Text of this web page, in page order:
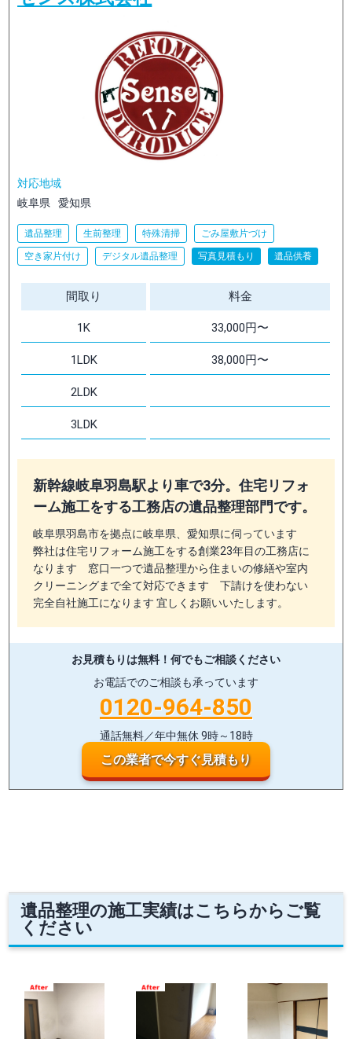
対応地域
岐阜県
愛知県
遺品整理 生前整理 特殊清掃 ごみ屋敷片づけ
空き家片付け デジタル遺品整理 写真見積もり 遺品供養
間取り 料金
1K 33,000円〜
1LDK 38,000円〜
2LDK
3LDK
新幹線岐阜羽島駅より車で3分。住宅リフォ
ーム施工をする工務店の遺品整理部門です。
岐阜県羽島市を拠点に岐阜県、愛知県に伺っています
弊社は住宅リフォーム施工をする創業23年目の工務店に
なります 窓口一つで遺品整理から住まいの修繕や室内
クリーニングまで全て対応できます 下請けを使わない
完全自社施工になります 宜しくお願いいたします。
お見積もりは無料！ 何でもご相談ください
お電話でのご相談も承っています
0120-964-850
通話無料／年中無休 9時～18時
この業者で今すぐ見積もり
遺品整理の施工実績はこちらからご覧
ください